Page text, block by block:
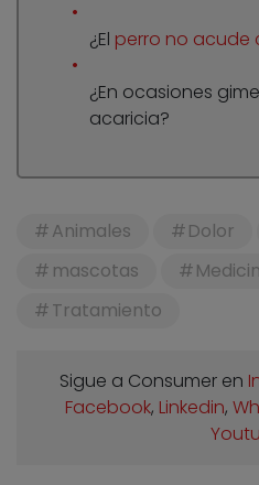
¿El perro no acude
¿En ocasiones
acaricia?
Animales Dolor
mascotas
Tratamiento
Sigue a Consumer en
Facebook, Linkedin,